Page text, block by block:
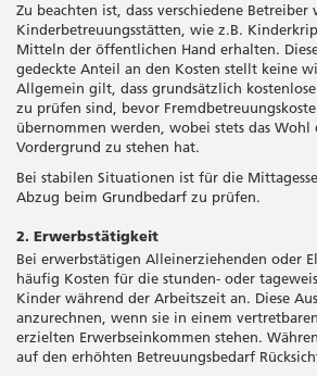
Zu beachten ist, dass verschiedene Betreiber
Kinderbetreuungsstätten, wie z.B.
Mitteln der öffentlichen Hand erhalten.
gedeckte Anteil an den Kosten stellt keine
Allgemein gilt, dass grundsätzlich
zu prüfen sind, bevor
übernommen werden, wobei stets das Wohl
Vordergrund zu stehen hat.
Bei stabilen Situationen ist für die
Abzug beim Grundbedarf zu prüfen.
2. Erwerbstätigkeit
Bei erwerbstätigen Alleinerziehenden oder
häufig Kosten für die stunden- oder
Kinder während der Arbeitszeit an. Diese
anzurechnen, wenn sie in einem
erzielten Erwerbseinkommen stehen.
auf den erhöhten Betreuungsbedarf